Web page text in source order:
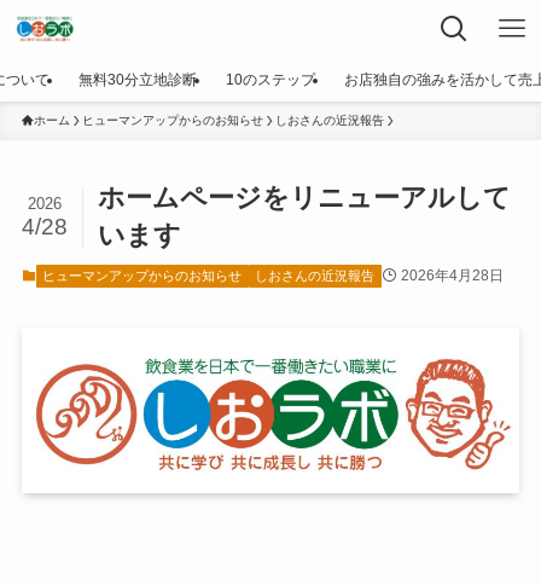
ついて 無料30分立地診断 10のステップ お店独自の強みを活かして売
ホーム ヒューマンアップからのお知らせ しおさんの近況報告
ホームページをリニューアルして
います
2026
4/28
ヒューマンアップからのお知らせ しおさんの近況報告 2026年4月28日